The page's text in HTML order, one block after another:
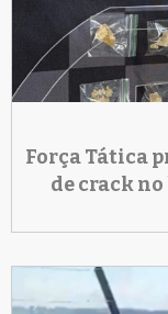
Força Tática
de crack